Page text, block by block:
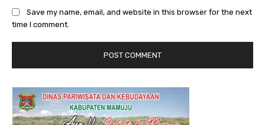
Save my name, email, and website in this browser for the next
time I comment.